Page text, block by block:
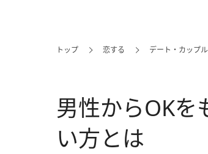
トップ 恋する デート・カップル
男性からOKを
い方とは